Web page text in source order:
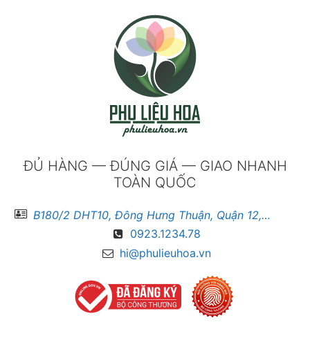
ĐỦ HÀNG — ĐÚNG GIÁ — GIAO NHANH
TOÀN QUỐC
B180/2 DHT10, Đông Hưng Thuận, Quận 12, Hồ Chí Minh
0923.1234.78
hi@phulieuhoa.vn